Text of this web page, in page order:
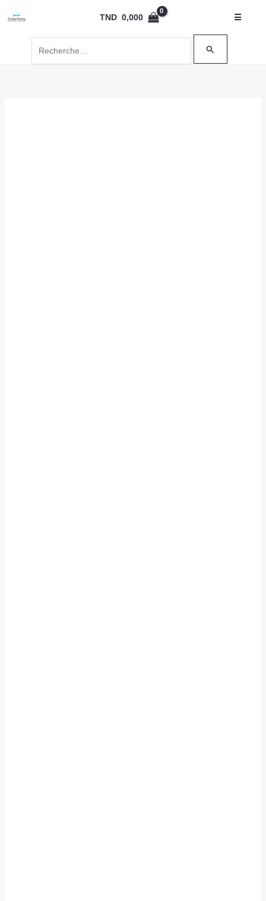
au
TND 0,000 ☰